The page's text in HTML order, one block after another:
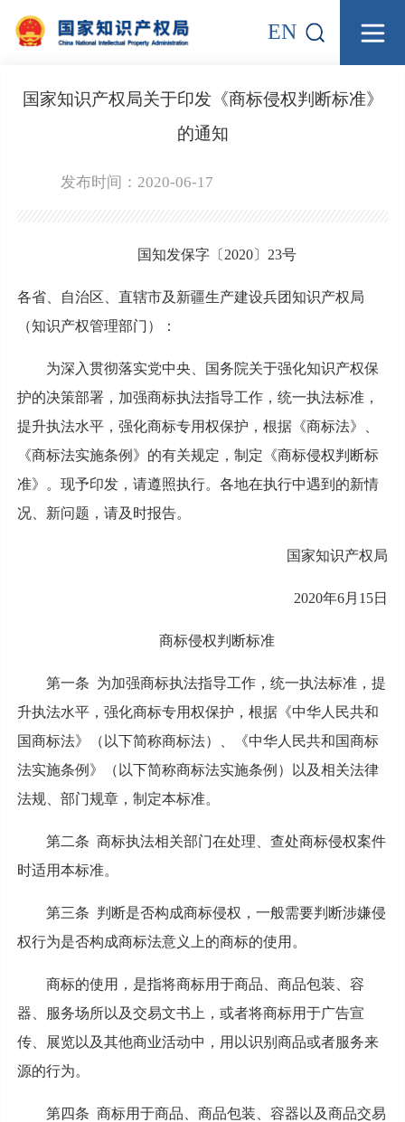
EN
国家知识产权局关于印发《商标侵权判断标准》
的通知
发布时间：2020-06-17
国知发保字〔2020〕23号
各省、自治区、直辖市及新疆生产建设兵团知识产权局
（知识产权管理部门）：
为深入贯彻落实党中央、国务院关于强化知识产权保
护的决策部署，加强商标执法指导工作，统一执法标准，
提升执法水平，强化商标专用权保护，根据《商标法》、
《商标法实施条例》的有关规定，制定《商标侵权判断标
准》。现予印发，请遵照执行。各地在执行中遇到的新情
况、新问题，请及时报告。
国家知识产权局
2020年6月15日
商标侵权判断标准
第一条 为加强商标执法指导工作，统一执法标准，提
升执法水平，强化商标专用权保护，根据《中华人民共和
国商标法》（以下简称商标法）、《中华人民共和国商标
法实施条例》（以下简称商标法实施条例）以及相关法律
法规、部门规章，制定本标准。
第二条 商标执法相关部门在处理、查处商标侵权案件
时适用本标准。
第三条 判断是否构成商标侵权，一般需要判断涉嫌侵
权行为是否构成商标法意义上的商标的使用。
商标的使用，是指将商标用于商品、商品包装、容
器、服务场所以及交易文书上，或者将商标用于广告宣
传、展览以及其他商业活动中，用以识别商品或者服务来
源的行为。
第四条 商标用于商品、商品包装、容器以及商品交易